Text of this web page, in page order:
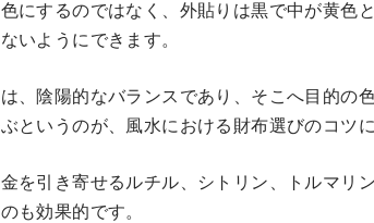
にするのではなく、外貼りは黒で中が黄色
いようにできます。
、陰陽的なバランスであり、そこへ目的の
というのが、風水における財布選びのコツに
を引き寄せるルチル、シトリン、トルマリ
も効果的です。